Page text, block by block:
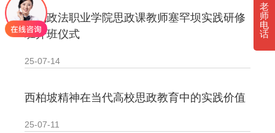
河北政法职业学院思政课教师塞罕坝实践研修
班开班仪式
25-07-14
西柏坡精神在当代高校思政教育中的实践价值
25-07-11
老
师
电
话